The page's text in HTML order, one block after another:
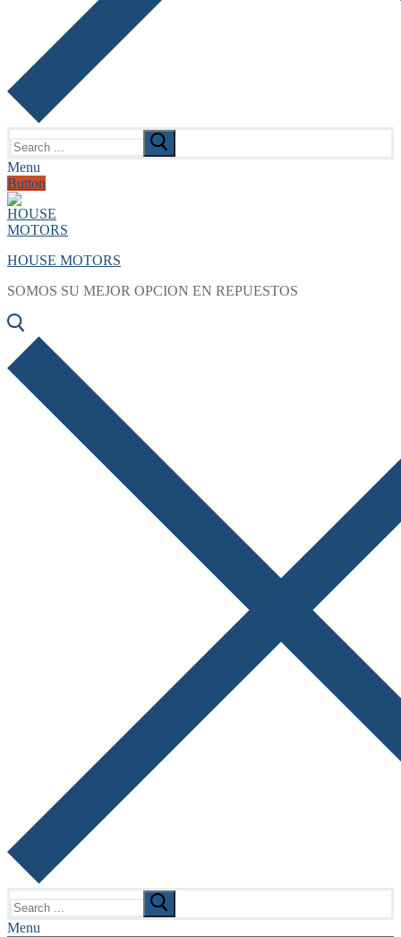
for:
Menu
Button
HOUSE MOTORS
SOMOS SU MEJOR OPCION EN REPUESTOS
for:
Menu